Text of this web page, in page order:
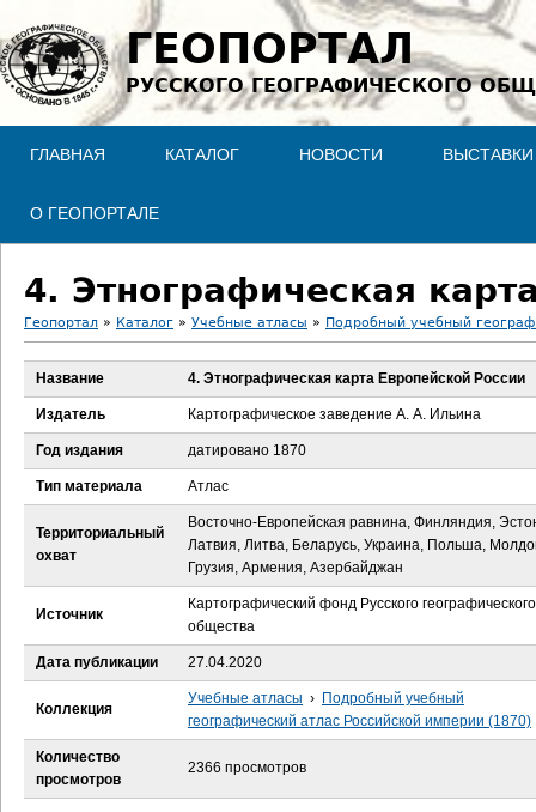
Jump to navigation
ГЕОПОРТАЛ
РУССКОГО ГЕОГРАФИЧЕСКОГО
ГЛАВНАЯ КАТАЛОГ НОВОСТИ ВЫСТАВКИ
О ГЕОПОРТАЛЕ
4. Этнографическая
В
ы
д
е
с
ь
Геопортал » Каталог » Учебные атласы » Подробный учебный
Название 4. Этнографическая карта Европейской России
Издатель Картографическое заведение А. А. Ильина
Год издания датировано 1870
Тип материала Атлас
Территориальный
охват
Восточно-Европейская равнина, Финляндия,
Латвия, Литва, Беларусь, Украина, Польша,
Грузия, Армения, Азербайджан
Источник
Картографический фонд Русского географического
общества
Дата публикации 27.04.2020
Коллекция
Учебные атласы › Подробный учебный
географический атлас Российской империи (1870)
Количество
просмотров
2366 просмотров